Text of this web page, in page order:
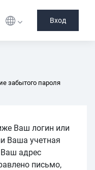
Вход
забытого пароля
Ваш логин или
Ваша учетная
Ваш адрес
письмо,